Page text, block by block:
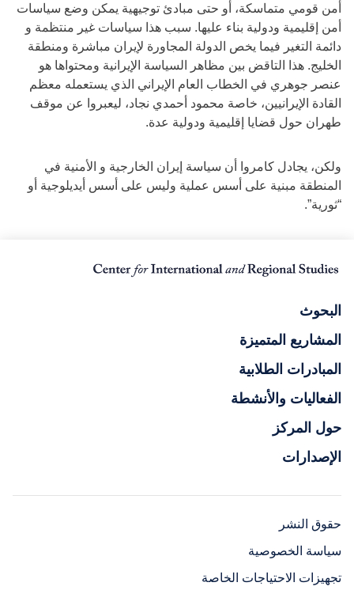
أمن قومي متماسكة، أو حتى مبادئ توجيهية يمكن وضع سياسات
أمن إقليمية ودولية بناء عليها. سبب هذا سياسات غير منتظمة و
دائمة التغير فيما يخص الدولة المجاورة لإيران مباشرة ومنطقة
الخليج. هذا التاقض بين مظاهر السياسة الإيرانية ومحتواها هو
عنصر جوهري في الخطاب العام الإيراني الذي يستعمله معظم
القادة الإيرانيين، خاصة محمود أحمدي نجاد، ليعبروا عن موقف
طهران حول قضايا إقليمية ودولية عدة.
ولكن، يجادل كامروا أن سياسة إيران الخارجية و الأمنية في
المنطقة مبنية على أسس عملية وليس على أسس أيديلوجية أو
“ثورية”.
البحوث
المشاريع المتميزة
المبادرات الطلابية
الفعاليات والأنشطة
حول المركز
الإصدارات
حقوق النشر
سياسة الخصوصية
تجهيزات الاحتياجات الخاصة